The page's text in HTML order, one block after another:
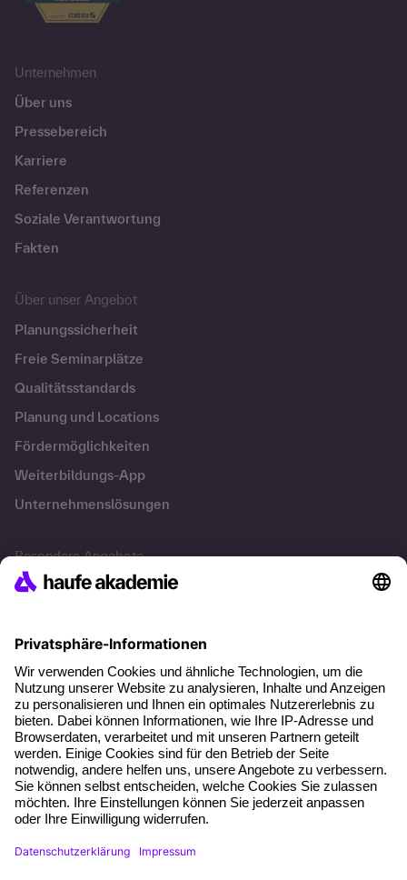
Unternehmen
Über uns
Pressebereich
Karriere
Referenzen
Soziale Verantwortung
Fakten
Über unser Angebot
Planungssicherheit
Freie Seminarplätze
Qualitätsstandards
Planung und Locations
Fördermöglichkeiten
Weiterbildungs-App
Unternehmenslösungen
Besondere Angebote
Potenzialanalyse
Coaching
Kontakt & Support
Kontakt
FAQ
+49 761 595339-00